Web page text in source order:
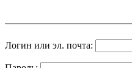
Логин или эл. почта: